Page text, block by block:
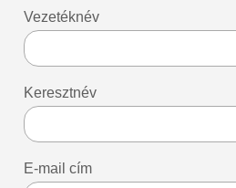
Vezetéknév
Keresztnév
E-mail cím